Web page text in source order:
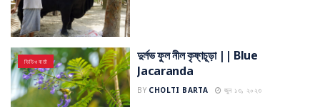
ভিডিও বার্তা
দুর্লভ ফুল নীল কৃষ্ণচূড়া || Blue
Jacaranda
BY CHOLTI BARTA জুন ১৩, ২০২৩